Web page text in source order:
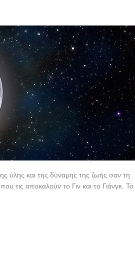
ύλης και της δύναμης της ζωής σαν τη
τις αποκαλούν το Γιν και το Γιάνγκ. Το